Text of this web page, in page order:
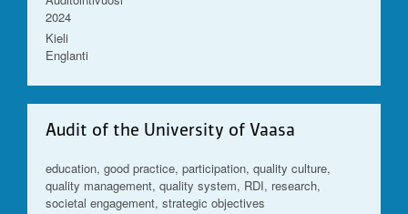
2024
Kieli
Englanti
Audit of the University of Vaasa
education, good practice, participation, quality culture,
quality management, quality system, RDI, research,
societal engagement, strategic objectives